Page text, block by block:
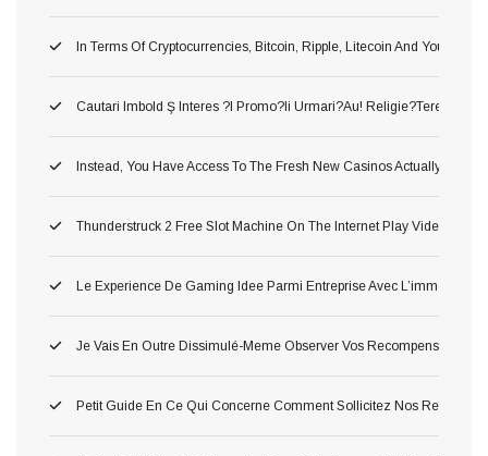
In Terms Of Cryptocurrencies, Bitcoin, Ripple, Litecoin And You May
Cautari Imbold Ş Interes ?i Promo?ii Urmari?au! Religie?terea
Instead, You Have Access To The Fresh New Casinos Actually
Thunderstruck 2 Free Slot Machine On The Internet Play Video
Le Experience De Gaming Idee Parmi Entreprise Avec L’immersion
Je Vais En Outre Dissimulé-Meme Observer Vos Recompense
Petit Guide En Ce Qui Concerne Comment Sollicitez Nos Remise